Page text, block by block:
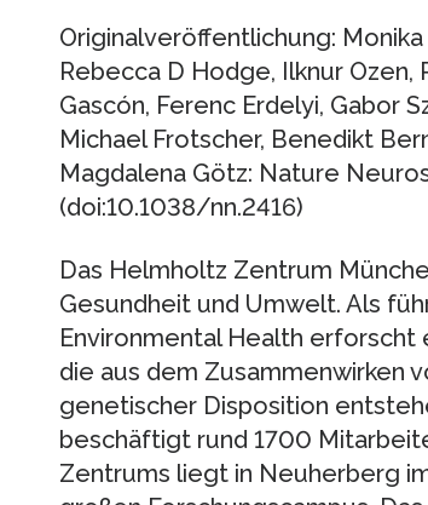
Originalveröffentlichung: Monika
Rebecca D Hodge, Ilknur Ozen,
Gascón, Ferenc Erdelyi, Gabor
Michael Frotscher, Benedikt
Magdalena Götz: Nature
(doi:10.1038/nn.2416)
Das Helmholtz Zentrum
Gesundheit und Umwelt. Als
Environmental Health erforscht
die aus dem Zusammenwirken
genetischer Disposition
beschäftigt rund 1700
Zentrums liegt in Neuherberg